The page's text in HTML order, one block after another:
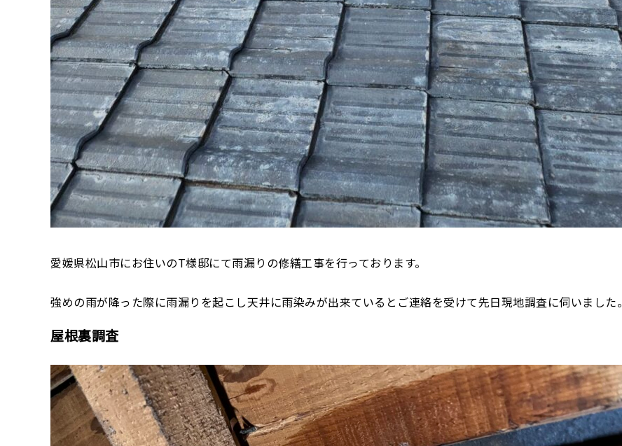
愛媛県松山市にお住いのT様邸にて雨漏りの修繕工事を行っております。
強めの雨が降った際に雨漏りを起こし天井に雨染みが出来ているとご連絡を受けて先日現地調査に伺いました。
屋根裏調査